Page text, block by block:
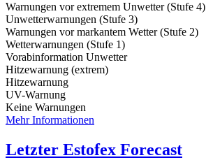
Warnungen vor extremem Unwetter (Stufe 4)
Unwetterwarnungen (Stufe 3)
Warnungen vor markantem Wetter (Stufe 2)
Wetterwarnungen (Stufe 1)
Vorabinformation Unwetter
Hitzewarnung (extrem)
Hitzewarnung
UV-Warnung
Keine Warnungen
Mehr Informationen
Letzter Estofex Forecast